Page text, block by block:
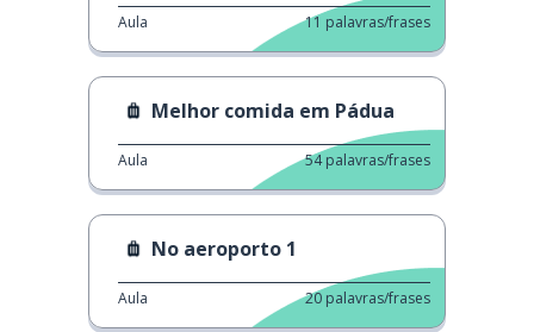
Aula 11 palavras/frases
Melhor comida em Pádua
Aula 54 palavras/frases
No aeroporto 1
Aula 20 palavras/frases